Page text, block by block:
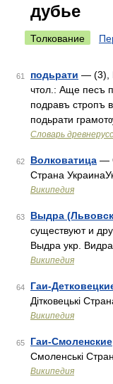
дубье
Толкование
61 подьрати — (3),
чтол.: Аще песъ
подравъ стропъ
подьрати
Словарь
62 Волковатица —
Страна
Википедия
63 Выдра
существуют и
Выдра укр.
Википедия
64 Гаи-
Дітковецькі
Википедия
65 Гаи-Смоленские
Смоленські
Википедия